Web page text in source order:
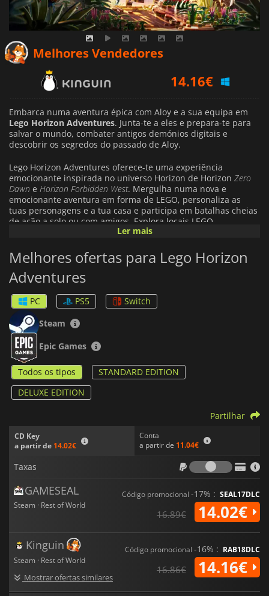
Melhores Vendedores
15.04€
18.19€
Embarca numa aventura épica com Aloy e a sua equipa em
Lego Horizon Adventures. Junta-te a eles e prepara-te para
salvar o mundo, combater antigos demónios digitais e
descobrir os segredos do passado de Aloy.
Lego Horizon Adventures oferece-te uma experiência
emocionante inspirada no universo Horizon de Horizon Zero
Dawn e Horizon Forbidden West. Mergulha numa nova e
emocionante aventura em forma de LEGO, personaliza as
tuas personagens e a tua casa e participa em batalhas cheias
de ação a solo ou com amigos. Explora locais LEGO
deslumbrantes inspirados no mundo de Horizon e mergulha
Horizon, o jogo vai atrair-te com a sua abordagem única a
ambos.
para que possas partilhar as tuas aventuras com outros
jogadores online ou no modo cooperativo de sofá num único
ecrã
Ler mais
Melhores ofertas para Lego Horizon
Adventures
PC PS5
Switch
Steam
Epic Games
Todos os tipos
STANDARD EDITION
DELUXE EDITION
CD Key
a partir de 14.02€
Conta
a partir de 11.04€
Partilhar
Taxas
Taxas
GAMESEAL
Steam · Rest of World
Código promocional -17% : SEAL17DLC
16.89€ 14.02€
Kinguin
Steam · Rest of World
Mostrar ofertas similares
Código promocional -16% : RAB18DLC
16.86€ 14.16€